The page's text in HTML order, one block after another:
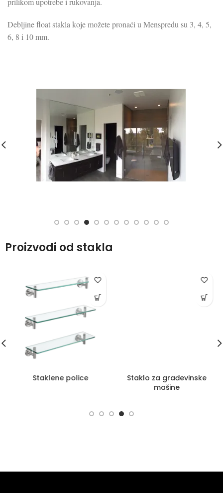
Debljine float stakla koje možete pronaći u Menspredu su 3, 4, 5,
6, 8 i 10 mm.
Proizvodi od stakla
Staklene police
Staklo za građevinske
mašine